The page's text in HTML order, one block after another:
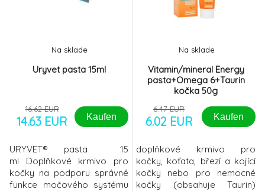
Extrakt z brusinek, Rybí olej
zotavující se ze stresu nebo
nemoci, stejně jako v
Uryvet pasta 15ml
Na sklade
16.62 EUR
14.63 EUR Kaufen
URYVET® pasta 15
ml Doplňkové krmivo pro
kočky na podporu správné
funkce močového systému
Vitamin/mineral Energy
pasta+Omega 6+Taurin
kočka 50g
Na sklade
6.47 EUR
6.02 EUR Kaufen
doplňkové krmivo pro
kočky, koťata, březí a kojící
kočky nebo pro nemocné
kočky (obsahuje Taurin)